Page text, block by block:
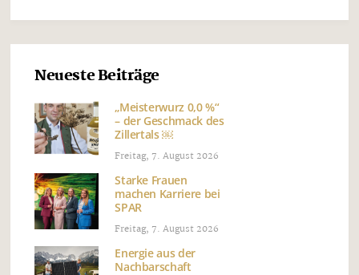
Neueste Beiträge
„Meisterwurz 0,0 %“
– der Geschmack des
Zillertals ￼
Freitag, 7. August 2026
Starke Frauen
machen Karriere bei
SPAR
Freitag, 7. August 2026
Energie aus der
Nachbarschaft